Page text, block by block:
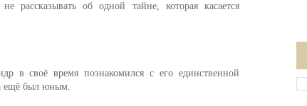
рассказывать об одной тайне, которая касается
в своё время познакомился с его единственной
ещё был юным.